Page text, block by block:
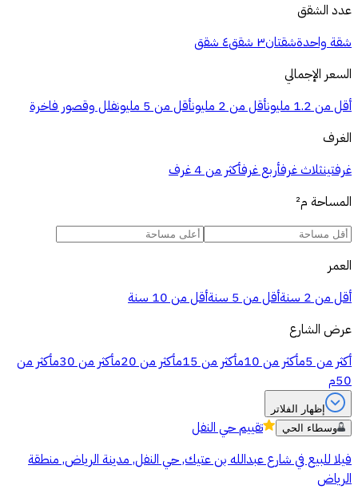
عدد الشقق
شقة واحدةشقتان٣ شقق
٤ شقق
السعر الإجمالي
أقل من 1.2 مليون
أقل من 2 مليون أقل من 5 مليون
فلل وقصور فاخرة
الغرف
غرفتينثلاث غرفأربع غرفأكثر من 4 غرف
المساحة م²
العمر
أقل من 2 سنة
أقل من 5 سنة
أقل من 10 سنة
عرض الشارع
أكثر من 5م
أكثر من 10م أكثر من 15م أكثر من 20م أكثر من 30م
أكثر من
50م
إظهار الفلاتر
وسطاء الحي
تقييمحي النفل
فيلا للبيع في شارع عبدالله بن عتيك, حي النفل, مدينة الرياض, منطقة
الرياض